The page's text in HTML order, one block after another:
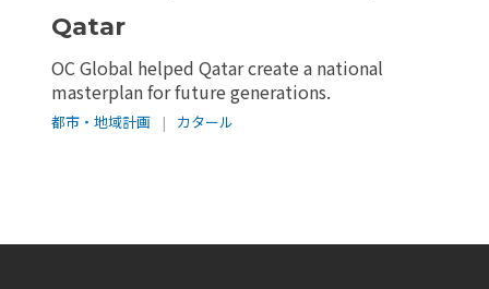
Qatar
OC Global helped Qatar create a national
masterplan for future generations.
都市・地域計画 | カタール